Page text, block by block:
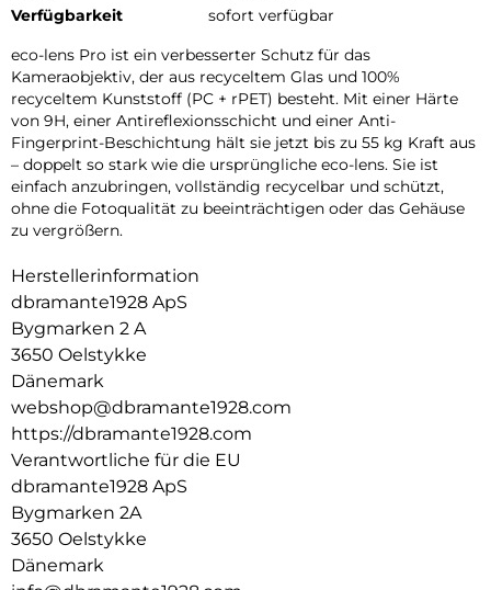
Verfügbarkeit
sofort verfügbar
eco-lens Pro ist ein verbesserter Schutz für das
Kameraobjektiv, der aus recyceltem Glas und 100%
recyceltem Kunststoff (PC + rPET) besteht. Mit einer Härte
von 9H, einer Antireflexionsschicht und einer Anti-
Fingerprint-Beschichtung hält sie jetzt bis zu 55 kg Kraft aus
– doppelt so stark wie die ursprüngliche eco-lens. Sie ist
einfach anzubringen, vollständig recycelbar und schützt,
ohne die Fotoqualität zu beeinträchtigen oder das Gehäuse
zu vergrößern.
Herstellerinformation
dbramante1928 ApS
Bygmarken 2 A
3650 Oelstykke
Dänemark
webshop@dbramante1928.com
https://dbramante1928.com
Verantwortliche für die EU
dbramante1928 ApS
Bygmarken 2A
3650 Oelstykke
Dänemark